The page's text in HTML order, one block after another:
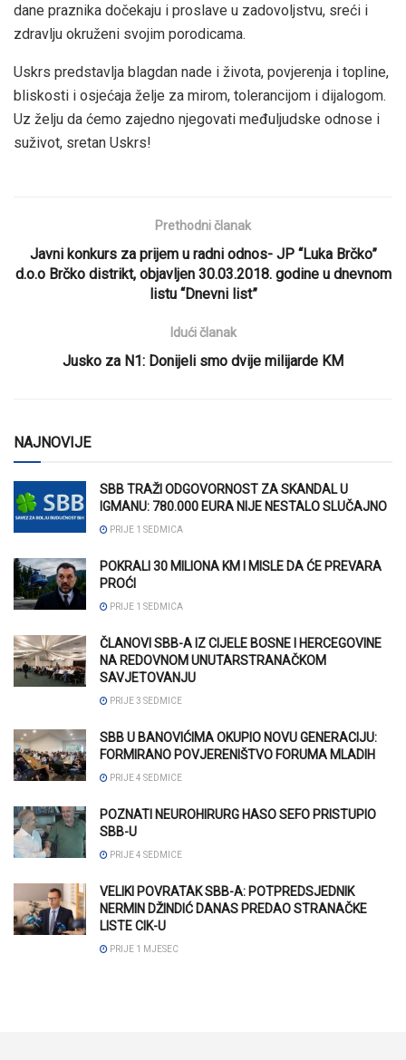
dane praznika dočekaju i proslave u zadovoljstvu, sreći i
zdravlju okruženi svojim porodicama.
Uskrs predstavlja blagdan nade i života, povjerenja i topline,
bliskosti i osjećaja želje za mirom, tolerancijom i dijalogom.
Uz želju da ćemo zajedno njegovati međuljudske odnose i
suživot, sretan Uskrs!
Prethodni članak
Javni konkurs za prijem u radni odnos- JP “Luka Brčko”
d.o.o Brčko distrikt, objavljen 30.03.2018. godine u dnevnom
listu “Dnevni list”
Idući članak
Jusko za N1: Donijeli smo dvije milijarde KM
NAJNOVIJE
SBB TRAŽI ODGOVORNOST ZA SKANDAL U
IGMANU: 780.000 EURA NIJE NESTALO SLUČAJNO
PRIJE 1 SEDMICA
POKRALI 30 MILIONA KM I MISLE DA ĆE PREVARA
PROĆI
PRIJE 1 SEDMICA
ČLANOVI SBB-A IZ CIJELE BOSNE I HERCEGOVINE
NA REDOVNOM UNUTARSTRANAČKOM
SAVJETOVANJU
PRIJE 3 SEDMICE
SBB U BANOVIĆIMA OKUPIO NOVU GENERACIJU:
FORMIRANO POVJERENIŠTVO FORUMA MLADIH
PRIJE 4 SEDMICE
POZNATI NEUROHIRURG HASO SEFO PRISTUPIO
SBB-U
PRIJE 4 SEDMICE
VELIKI POVRATAK SBB-A: POTPREDSJEDNIK
NERMIN DŽINDIĆ DANAS PREDAO STRANAČKE
LISTE CIK-U
PRIJE 1 MJESEC